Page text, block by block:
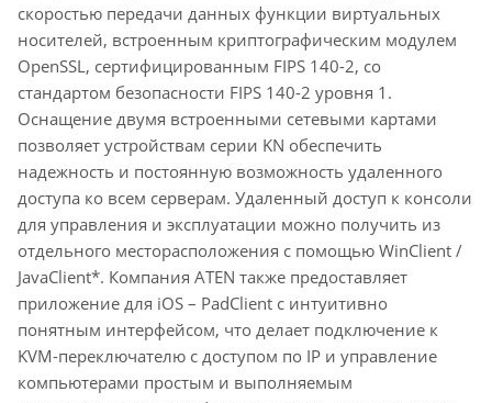
скоростью передачи данных функции виртуальных
носителей, встроенным криптографическим модулем
OpenSSL, сертифицированным FIPS 140-2, со
стандартом безопасности FIPS 140-2 уровня 1.
Оснащение двумя встроенными сетевыми картами
позволяет устройствам серии KN обеспечить
надежность и постоянную возможность удаленного
доступа ко всем серверам. Удаленный доступ к консоли
для управления и эксплуатации можно получить из
отдельного месторасположения с помощью WinClient /
JavaClient*. Компания ATEN также предоставляет
приложение для iOS – PadClient с интуитивно
понятным интерфейсом, что делает подключение к
KVM-переключателю с доступом по IP и управление
компьютерами простым и выполняемым